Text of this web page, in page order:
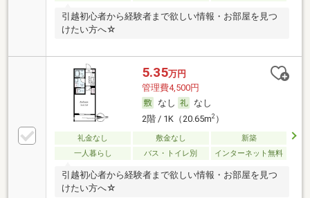
引越初心者から経験者まで欲しい情報・お部屋を見つ
けたい方へ☆
5.35万円
管理費4,500円
なし
なし
2階 / 1K（20.65m2）
礼金なし 敷金なし
新築
一人暮らし
バス・トイレ別 インターネット無料
引越初心者から経験者まで欲しい情報・お部屋を見つ
けたい方へ☆